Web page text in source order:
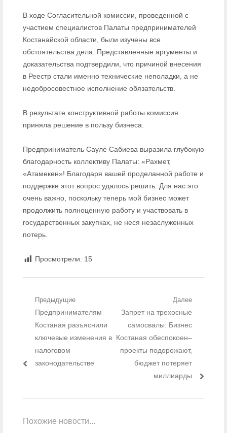
В ходе Согласительной комиссии, проведенной с
участием специалистов Палаты предпринимателей
Костанайской области, были изучены все
обстоятельства дела. Представленные аргументы и
доказательства подтвердили, что причиной внесения
в Реестр стали именно технические неполадки, а не
недобросовестное исполнение обязательств.
В результате конструктивной работы комиссия
приняла решение в пользу бизнеса.
Предприниматель Сауле Сабиева выразила глубокую
благодарность коллективу Палаты: «Рахмет,
«Атамекен»! Благодаря вашей проделанной работе и
поддержке этот вопрос удалось решить. Для нас это
очень важно, поскольку теперь мой бизнес может
продолжить полноценную работу и участвовать в
государственных закупках, не неся незаслуженных
потерь.
Просмотрели: 15
Навигация по записям
Предыдущие
Предыдущий пост:
Предпринимателям
Костаная разъяснили
ключевые изменения в
налоговом
законодательстве
Далее
Следующий пост:
Запрет на трехосные
самосвалы: Бизнес
Костаная обеспокоен–
проекты подорожают,
бюджет потеряет
миллиарды
Похожие новости...